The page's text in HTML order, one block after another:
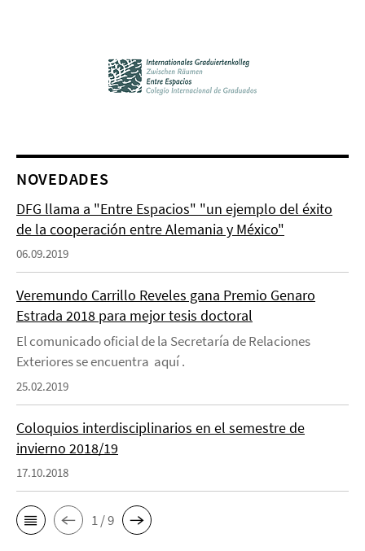
NOVEDADES
DFG llama a "Entre Espacios" "un ejemplo del éxito
de la cooperación entre Alemania y México"
06.09.2019
Veremundo Carrillo Reveles gana Premio Genaro
Estrada 2018 para mejor tesis doctoral
El comunicado oficial de la Secretaría de Relaciones
Exteriores se encuentra aquí .
25.02.2019
Coloquios interdisciplinarios en el semestre de
invierno 2018/19
17.10.2018
1 / 9